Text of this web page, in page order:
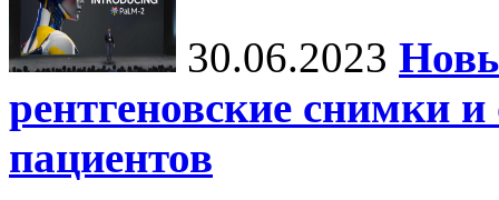
30.06.2023
рентгеновские снимки
пациентов